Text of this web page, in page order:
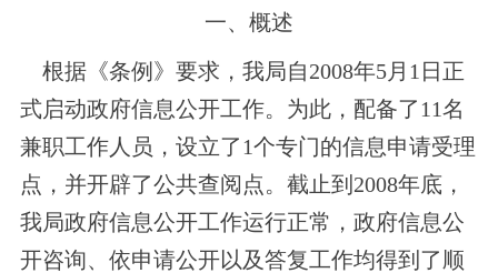
一、概述
根据《条例》要求，我局自2008年5月1日正
式启动政府信息公开工作。为此，配备了11名
兼职工作人员，设立了1个专门的信息申请受理
点，并开辟了公共查阅点。截止到2008年底，
我局政府信息公开工作运行正常，政府信息公
开咨询、依申请公开以及答复工作均得到了顺